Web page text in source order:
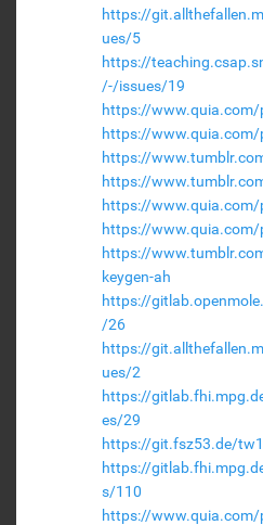
https://
ues/5
https://
/-/issues/19
https://
https://
https://
https://
https://www.quia.com/
https://www.quia.com/
https://
keygen-ah
https://
/26
https://
ues/2
https://
es/29
https://git.fsz53.de/
https://
s/110
https://